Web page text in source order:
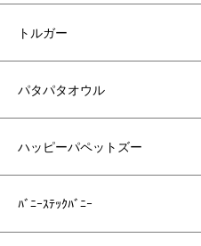
トルガー
パタパタオウル
ハッピーパペットズー
ﾊﾞﾆｰｽﾃｯｸﾊﾞﾆｰ